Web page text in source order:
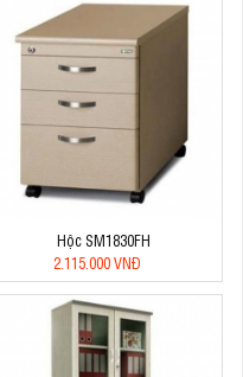
Hộc SM1830FH
2.115.000 VNĐ